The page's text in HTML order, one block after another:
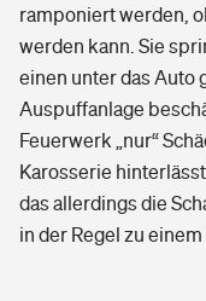
ramponiert werden,
werden kann. Sie
einen unter das Auto
Auspuffanlage
Feuerwerk „nur“
Karosserie
das allerdings die
in der Regel zu